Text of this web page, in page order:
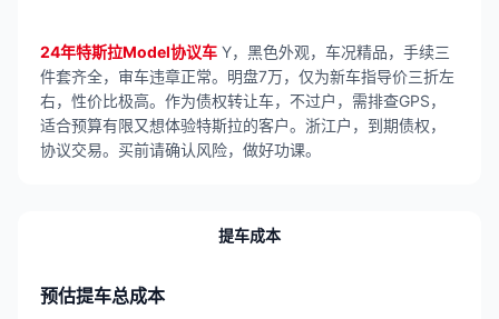
24年特斯拉Model协议车 Y，黑色外观，车况精品，手续三
件套齐全，审车违章正常。明盘7万，仅为新车指导价三折左
右，性价比极高。作为债权转让车，不过户，需排查GPS，
适合预算有限又想体验特斯拉的客户。浙江户，到期债权，
协议交易。买前请确认风险，做好功课。
提车成本
预估提车总成本